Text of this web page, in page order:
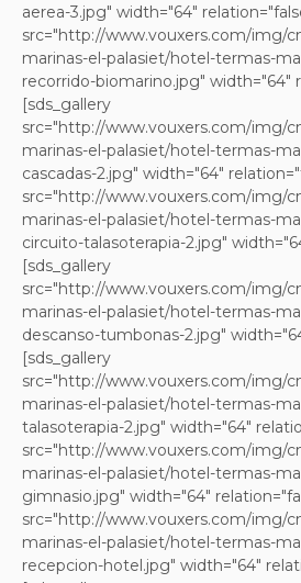
aerea-3.jpg" width="64"
src="http://www.vouxers.com/img/
marinas-el-palasiet/hotel-termas-
recorrido-biomarino.jpg" width="64"
[sds_gallery
src="http://www.vouxers.com/img/
marinas-el-palasiet/hotel-termas-
cascadas-2.jpg" width="64"
src="http://www.vouxers.com/img/
marinas-el-palasiet/hotel-termas-
circuito-talasoterapia-2.jpg"
[sds_gallery
src="http://www.vouxers.com/img/
marinas-el-palasiet/hotel-termas-
descanso-tumbonas-2.jpg"
[sds_gallery
src="http://www.vouxers.com/img/
marinas-el-palasiet/hotel-termas-
talasoterapia-2.jpg" width="64"
src="http://www.vouxers.com/img/
marinas-el-palasiet/hotel-termas-
gimnasio.jpg" width="64"
src="http://www.vouxers.com/img/
marinas-el-palasiet/hotel-termas-
recepcion-hotel.jpg" width="64"